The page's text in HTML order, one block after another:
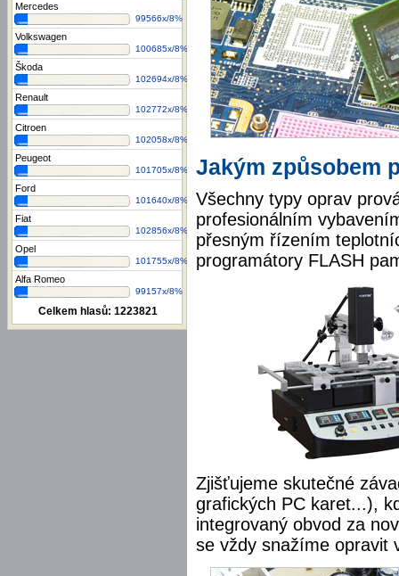
Mercedes
99566x/8%
Volkswagen
100685x/8%
Škoda
102694x/8%
Renault
102772x/8%
Citroen
102058x/8%
Peugeot
101705x/8%
Ford
101640x/8%
Fiat
102856x/8%
Opel
101755x/8%
Alfa Romeo
99157x/8%
Celkem hlasů: 1223821
Jakým způsobem
Všechny typy oprav
profesionálním
přesným řízením
programátory FLASH
Zjišťujeme skutečné
grafických PC karet...),
integrovaný obvod za
se vždy snažíme opravit